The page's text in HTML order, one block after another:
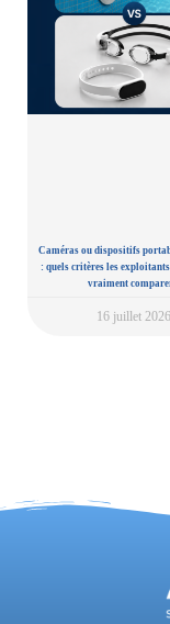
Caméras ou dispositifs
: quels critères les
vraiment
16 juillet 2026